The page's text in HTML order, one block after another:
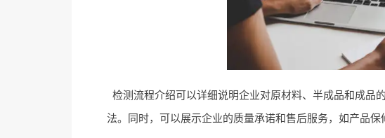
检测流程介绍可以详细说明企业对原材料、半成品和成品
法。同时，可以展示企业的质量承诺和售后服务，如产品保